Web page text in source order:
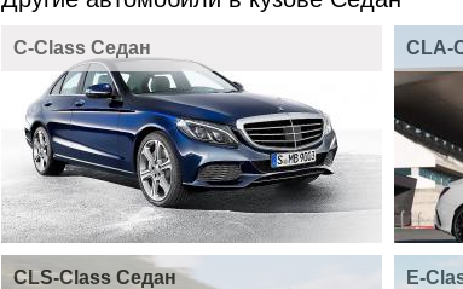
C-Class Седан CLA-
CLS-Class Седан E-